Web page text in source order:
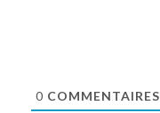
0 COMMENTAIRES